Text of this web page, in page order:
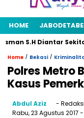
HOME
S.H Diantar
Home / Bekasi /
Polres Metro
Kasus
Abdul Aziz
- Redaksi
Rabu, 23 Agustus 2017 -